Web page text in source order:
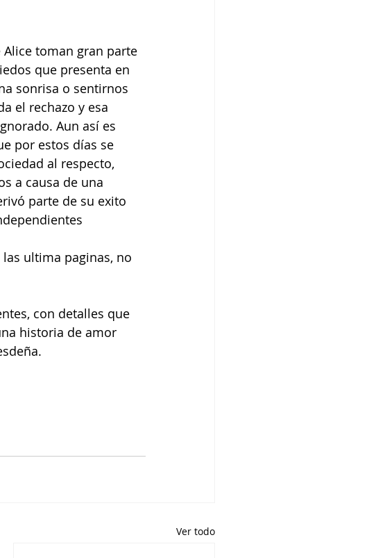
toman gran parte
que presenta en
sonrisa o sentirnos
el rechazo y esa
Aun así es
por estos días se
al respecto,
a causa de una
parte de su exito
ultima paginas, no
con detalles que
historia de amor
Ver todo